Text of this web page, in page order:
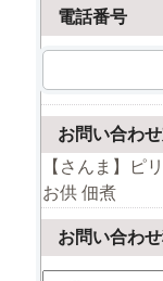
電話番号
お問い合わ
【さんま】ピ
お供 佃煮
お問い合わ